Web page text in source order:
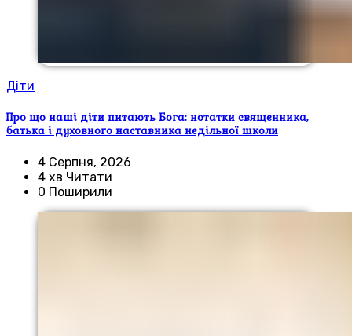
Діти
Про що наші діти питають Бога: нотатки священника,
батька і духовного наставника недільної школи
4 Серпня, 2026
4 хв Читати
0 Поширили